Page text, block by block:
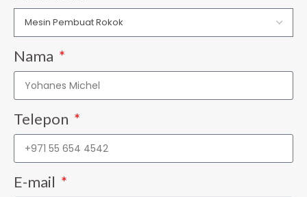
Nama
Telepon
E-mail